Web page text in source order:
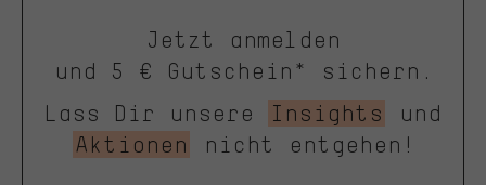
Jetzt anmelden
und 5 € Gutschein* sichern.
Lass Dir unsere
Insights
und
Aktionen
nicht entgehen!